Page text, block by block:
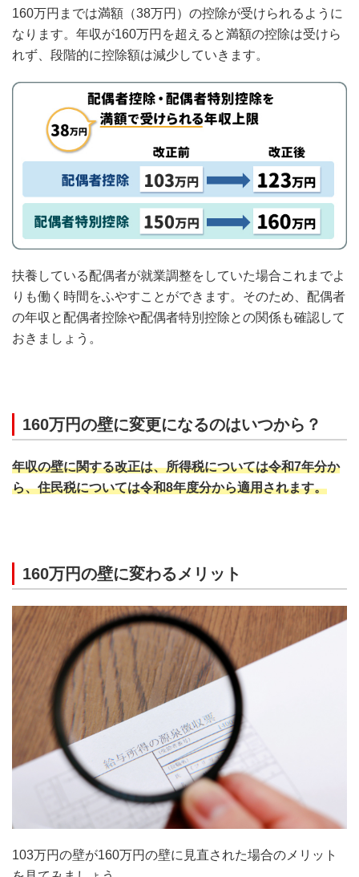
160万円までは満額（38万円）の控除が受けられるように
なります。年収が160万円を超えると満額の控除は受けら
れず、段階的に控除額は減少していきます。
扶養している配偶者が就業調整をしていた場合これまでよ
りも働く時間をふやすことができます。そのため、配偶者
の年収と配偶者控除や配偶者特別控除との関係も確認して
おきましょう。
160万円の壁に変更になるのはいつから？
年収の壁に関する改正は、所得税については令和7年分か
ら、住民税については令和8年度分から適用されます。
160万円の壁に変わるメリット
103万円の壁が160万円の壁に見直された場合のメリット